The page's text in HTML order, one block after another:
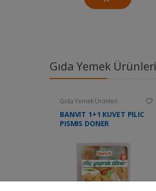
Gıda Yemek Ürünleri
Gıda Yemek Ürünleri
BANVIT 1+1 KUVET PILIC
PISMIS DONER